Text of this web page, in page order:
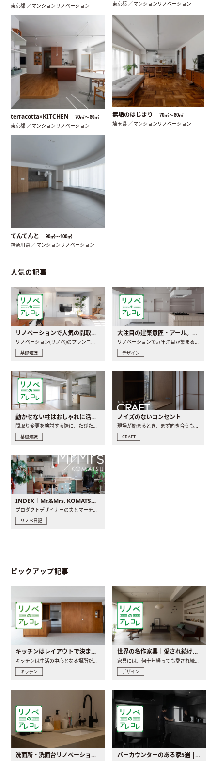
東京都 ／マンションリノベーション 東京都 ／マンションリノベーション
terracotta×KITCHEN 70㎡〜80㎡
東京都 ／マンションリノベーション
無垢のはじまり 70㎡〜80㎡
埼玉県 ／マンションリノベーション
てんてんと 90㎡〜100㎡
神奈川県 ／マンションリノベーション
人気の記事
リノベーションで人気の間取りとは？トレンドの間取りと実例を徹底解説
リノベーション(リノベ)のプランニングで一番最初に決めるのは..
基礎知識
大注目の建築意匠・アール。人気の理由と空間に取り入れるポイント
リノベーションで近年注目が集まる建築意匠の一つであるアール..
デザイン
動かせない柱はおしゃれに活用！柱を魅せるリノベーション(リノベ)4選
間取り変更を検討する際に、たびたび皆さんの頭を悩ませる動か..
基礎知識
ノイズのないコンセント
現場が始まるとき、まず向き合うものの一つがコンセントです..
CRAFT
INDEX｜Mr.&Mrs. KOMATSU renovation diary
プロダクトデザイナーの夫とマーチャンダイザーの妻が、夫婦で..
リノベ日記
ピックアップ記事
キッチンはレイアウトで決まる。後悔しないための考え方と選び方
キッチンは生活の中心となる場所だからこそ、家の中のどこに置..
キッチン
世界の名作家具｜愛され続ける理由と一生モノとの出会い方
家具には、何十年経っても愛され続ける「名作」と呼ばれるもの..
デザイン
洗面所・洗面台リノベーションの事例と間取りアイデア バーカウンターのある家5選 | 日常に馴染む“距離の近い”キッチンとは